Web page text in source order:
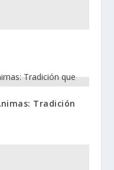
Tradición